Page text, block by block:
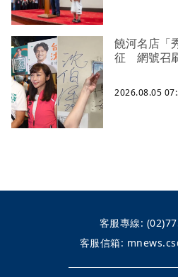
饒河名店「
征 網號召
2026.08.05
客服專線:
客服信箱: